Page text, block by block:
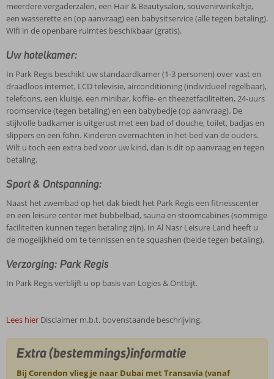
meerdere vergaderzalen, een Hair & Beautysalon, souvenirwinkeltje,
een wasserette en (op aanvraag) een babysitservice (alle tegen betaling).
Wifi in de openbare ruimtes beschikbaar (gratis).
Uw hotelkamer:
In Park Regis beschikt uw standaardkamer (1-3 personen) over vast en
draadloos internet, LCD televisie, airconditioning (individueel regelbaar),
telefoons, een kluisje, een minibar, koffie- en theezetfaciliteiten, 24-uurs
roomservice (tegen betaling) en een babybedje (op aanvraag). De
stijlvolle badkamer is uitgerust met een bad of douche, toilet, badjas en
slippers en een föhn. Kinderen overnachten in het bed van de ouders.
Wilt u toch een extra bed voor uw kind, dan is dit op aanvraag en tegen
betaling.
Sport & Ontspanning:
Naast het zwembad op het dak biedt het Park Regis een fitnesscenter
en een leisure center met bubbelbad, sauna en stoomcabines (sommige
faciliteiten kunnen tegen betaling zijn). In Al Nasr Leisure Land heeft u
de mogelijkheid om te tennissen en te squashen (beide tegen betaling).
Verzorging: Park Regis
In Park Regis verblijft u op basis van Logies & Ontbijt.
Lees hier Disclaimer m.b.t. bovenstaande beschrijving.
Extra (bestemmings)informatie
Bij Corendon vlieg je naar Dubai met Transavia (vanaf